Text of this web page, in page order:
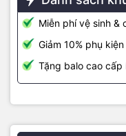
Miễn phí vệ sinh &
Giảm 10% phụ
Tặng balo cao cấp